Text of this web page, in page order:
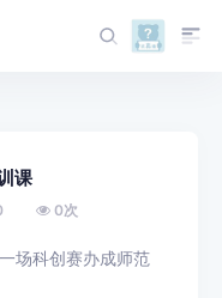
课
0次
场科创赛办成师范